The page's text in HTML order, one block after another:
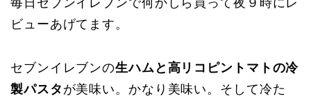
毎日セブンイレブンで何かしら買って夜９時にレ
ビューあげてます。
セブンイレブンの生ハムと高リコピントマトの冷
製パスタ が美味い。かなり美味い。そして冷た